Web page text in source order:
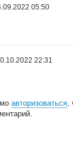
05:50
22:31
авторизоваться,